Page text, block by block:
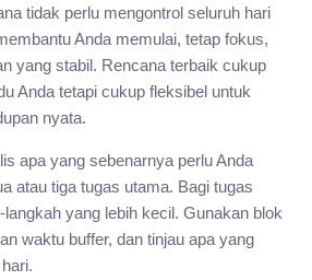
tidak perlu mengontrol seluruh hari
Anda memulai, tetap fokus,
yang stabil. Rencana terbaik cukup
Anda tetapi cukup fleksibel untuk
nyata.
apa yang sebenarnya perlu Anda
atau tiga tugas utama. Bagi tugas
yang lebih kecil. Gunakan blok
waktu buffer, dan tinjau apa yang